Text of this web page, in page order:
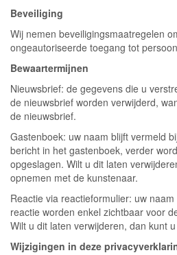
Beveiliging
Wij nemen beveiligingsmaatregelen
ongeautoriseerde toegang tot
Bewaartermijnen
Nieuwsbrief: de gegevens die u
de nieuwsbrief worden verwijderd,
de nieuwsbrief.
Gastenboek: uw naam blijft vermeld
bericht in het gastenboek, verder
opgeslagen. Wilt u dit laten
opnemen met de kunstenaar.
Reactie via reactieformulier: uw
reactie worden enkel zichtbaar voor
Wilt u dit laten verwijderen, dan kunt
Wijzigingen in deze